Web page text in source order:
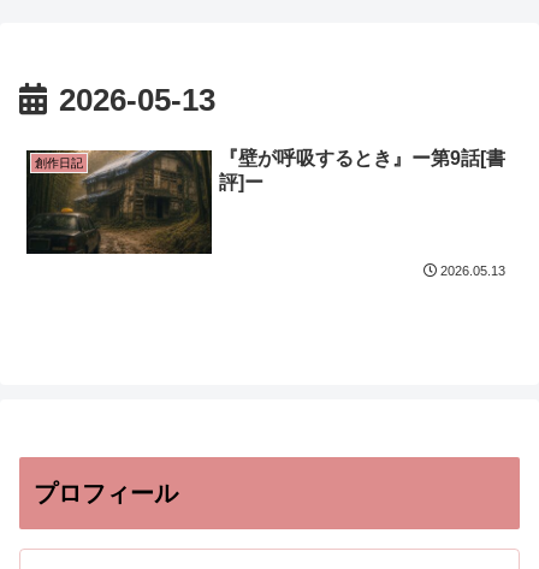
2026-05-13
創作日記
『壁が呼吸するとき』ー第9話[書
評]ー
2026.05.13
プロフィール